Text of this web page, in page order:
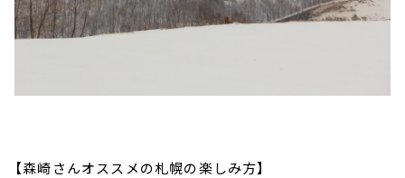
【森崎さんオススメの札幌の楽しみ方】